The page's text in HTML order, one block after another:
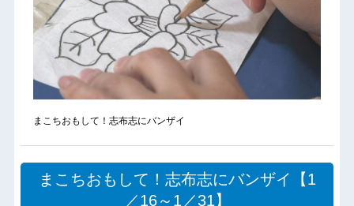
まこちおもして！志布志にバンザイ
まこちおもして！志布志にバンザイ【1
／16～1／31】